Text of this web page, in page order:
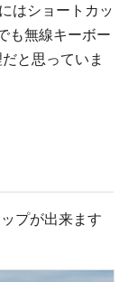
はショートカッ
も無線キーボー
と思っていま
プが出来ます